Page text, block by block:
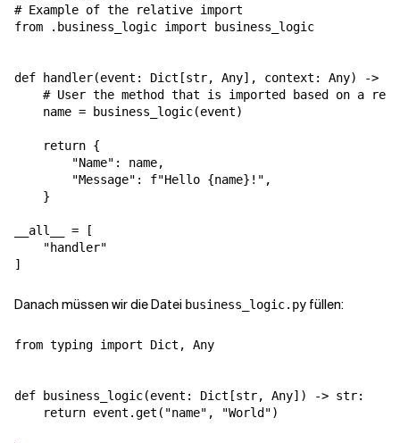
# Example of the relative import
from .business_logic import business_logic
def handler(event: Dict[str, Any], context: Any) ->
# User the method that is imported based on a
    name = business_logic(event)
    return {
        "Name": name,
        "Message": f"Hello {name}!",
    }
__all__ = [
    "handler"
Danach müssen wir die Datei business_logic.py füllen:
from typing import Dict, Any
def business_logic(event: Dict[str, Any]) -> str: